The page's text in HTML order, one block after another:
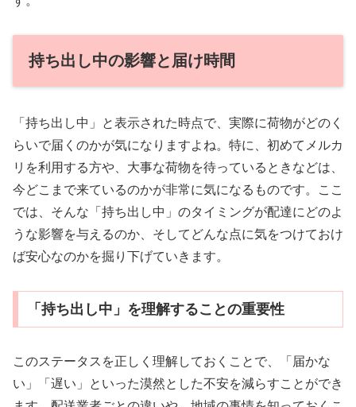
持ち出し中の影響と届け時間
「持ち出し中」と表示された時点で、実際に荷物がどのく
らいで届くのかが気になりますよね。特に、初めてメルカ
リを利用する方や、大事な荷物を待っているときなどは、
今どこまで来ているのかが非常に気になるものです。ここ
では、そんな「持ち出し中」のタイミングが配達にどのよ
うな影響を与えるのか、そしてどんな点に気をつけておけ
ば安心なのかを掘り下げていきます。
「持ち出し中」を理解することの重要性
このステータスを正しく理解しておくことで、「届かな
い」「遅い」といった漠然とした不安を減らすことができ